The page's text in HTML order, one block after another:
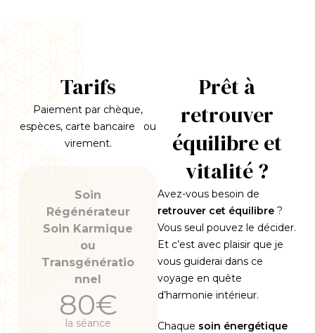
Tarifs
Paiement par chèque,
espèces, carte bancaire ou
virement.
Soin
Régénérateur
Soin Karmique
ou
Transgénératio
nnel
80€
la séance
Prêt à
retrouver
équilibre et
vitalité ?
Avez-vous besoin de
retrouver cet équilibre ?
Vous seul pouvez le décider.
Et c’est avec plaisir que je
vous guiderai dans ce
voyage en quête
d’harmonie intérieur.
Chaque soin énergétique